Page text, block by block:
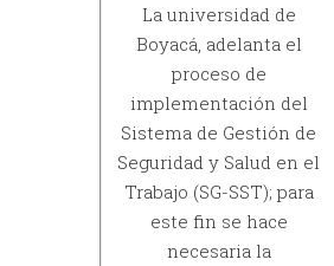
La universidad de
Boyacá, adelanta el
proceso de
implementación del
Sistema de Gestión de
Seguridad y Salud en el
Trabajo (SG-SST); para
este fin se hace
necesaria la